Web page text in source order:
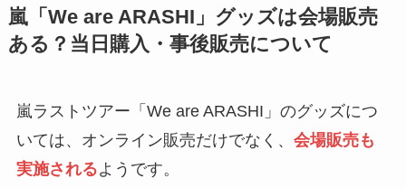
嵐「We are ARASHI」グッズは会場販売
ある？当日購入・事後販売について
嵐ラストツアー「We are ARASHI」のグッズにつ
いては、オンライン販売だけでなく、 会場販売も
実施されるようです。